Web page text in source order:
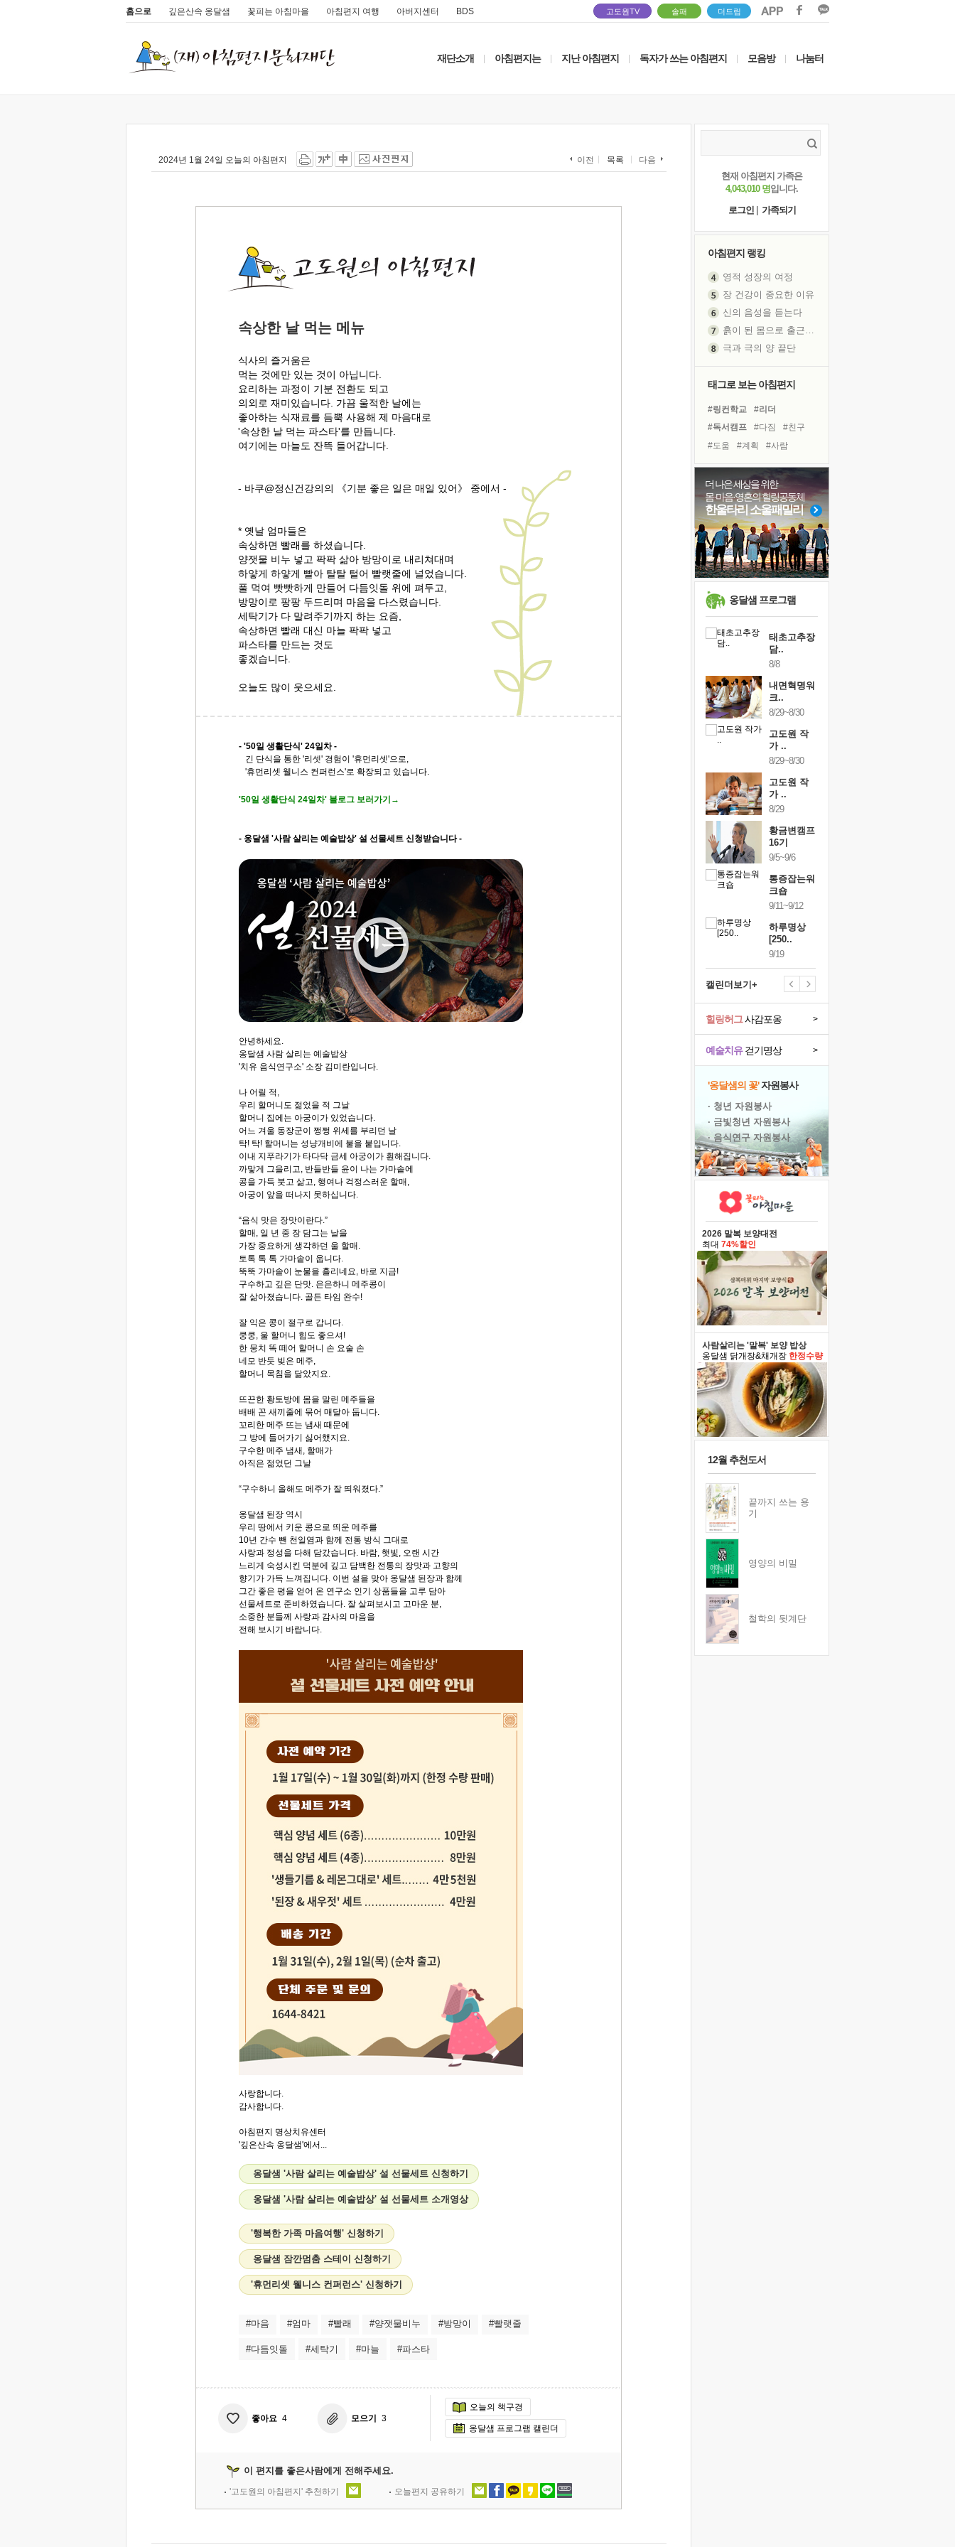
홈으로 깊은산속 옹달샘 꽃피는 아침마을 아침편지 여행 아버지센터 BDS 고도원TV 솔패 더드림
재단소개 아침편지는 지난 아침편지 독자가 쓰는 아침편지 모음방 나눔터
2024년 1월 24일 오늘의 아침편지 이전 목록 다음
속상한 날 먹는 메뉴
식사의 즐거움은
먹는 것에만 있는 것이 아닙니다.
요리하는 과정이 기분 전환도 되고
의외로 재미있습니다. 가끔 울적한 날에는
좋아하는 식재료를 듬뿍 사용해 제 마음대로
'속상한 날 먹는 파스타'를 만듭니다.
여기에는 마늘도 잔뜩 들어갑니다.
- 바쿠@정신건강의의 《기분 좋은 일은 매일 있어》 중에서 -
* 옛날 엄마들은
속상하면 빨래를 하셨습니다.
양잿물 비누 넣고 팍팍 삶아 방망이로 내리쳐대며
하얗게 하얗게 빨아 탈탈 털어 빨랫줄에 널었습니다.
풀 먹여 빳빳하게 만들어 다듬잇돌 위에 펴두고,
방망이로 팡팡 두드리며 마음을 다스렸습니다.
세탁기가 다 말려주기까지 하는 요즘,
속상하면 빨래 대신 마늘 팍팍 넣고
파스타를 만드는 것도
좋겠습니다.
오늘도 많이 웃으세요.
- '50일 생활단식' 24일차 -
긴 단식을 통한 '리셋' 경험이 '휴먼리셋'으로,
'휴먼리셋 웰니스 컨퍼런스'로 확장되고 있습니다.
'50일 생활단식 24일차' 블로그 보러가기→
- 옹달샘 '사람 살리는 예술밥상' 설 선물세트 신청받습니다 -
안녕하세요.
옹달샘 사람 살리는 예술밥상
'치유 음식연구소' 소장 김미란입니다.
나 어릴 적,
우리 할머니도 젊었을 적 그날
할머니 집에는 아궁이가 있었습니다.
어느 겨울 동장군이 쩡쩡 위세를 부리던 날
탁! 탁! 할머니는 성냥개비에 불을 붙입니다.
이내 지푸라기가 타다닥 금세 아궁이가 훤해집니다.
까맣게 그을리고, 반들반들 윤이 나는 가마솥에
콩을 가득 붓고 삶고, 행여나 걱정스러운 할매,
아궁이 앞을 떠나지 못하십니다.
“음식 맛은 장맛이란다.”
할매, 일 년 중 장 담그는 날을
가장 중요하게 생각하던 울 할매.
토톡 톡 톡 가마솥이 웁니다.
뚝뚝 가마솥이 눈물을 흘리네요, 바로 지금!
구수하고 깊은 단맛. 은은하니 메주콩이
잘 삶아졌습니다. 골든 타임 완수!
잘 익은 콩이 절구로 갑니다.
쿵쿵, 울 할머니 힘도 좋으셔!
한 뭉치 똑 떼어 할머니 손 요술 손
네모 반듯 빚은 메주,
할머니 목침을 닮았지요.
뜨끈한 황토방에 몸을 말린 메주들을
배배 꼰 새끼줄에 묶어 매달아 둡니다.
꼬리한 메주 뜨는 냄새 때문에
그 방에 들어가기 싫어했지요.
구수한 메주 냄새, 할매가
아직은 젊었던 그날
“구수하니 올해도 메주가 잘 띄워졌다.”
옹달샘 된장 역시
우리 땅에서 키운 콩으로 띄운 메주를
10년 간수 뺀 천일염과 함께 전통 방식 그대로
사랑과 정성을 다해 담갔습니다. 바람, 햇빛, 오랜 시간
느리게 숙성시킨 덕분에 깊고 담백한 전통의 장맛과 고향의
향기가 가득 느껴집니다. 이번 설을 맞아 옹달샘 된장과 함께
그간 좋은 평을 얻어 온 연구소 인기 상품들을 고루 담아
선물세트로 준비하였습니다. 잘 살펴보시고 고마운 분,
소중한 분들께 사랑과 감사의 마음을
전해 보시기 바랍니다.
사랑합니다.
감사합니다.
아침편지 명상치유센터
'깊은산속 옹달샘'에서...
옹달샘 '사람 살리는 예술밥상' 설 선물세트 신청하기
옹달샘 '사람 살리는 예술밥상' 설 선물세트 소개영상
'행복한 가족 마음여행' 신청하기
옹달샘 잠깐멈춤 스테이 신청하기
'휴먼리셋 웰니스 컨퍼런스' 신청하기
#마음 #엄마 #빨래 #양잿물비누 #방망이 #빨랫줄
#다듬잇돌 #세탁기 #마늘 #파스타
좋아요 4 모으기 3
오늘의 책구경
옹달샘 프로그램 캘린더
이 편지를 좋은사람에게 전해주세요.
'고도원의 아침편지' 추천하기 오늘편지 공유하기
현재 아침편지 가족은
4,043,010 명입니다.
로그인
가족되기
아침편지 랭킹
영적 성장의 여정
장 건강이 중요한 이유
신의 음성을 듣는다
흙이 된 몸으로 출근하는 여자
극과 극의 양 끝단
아픈 아버지를 위한 공간 설계
보고 싶은 어머니
유년 시절의 부산 영도 바다
못된 꼰대들
슬럼프
희망이란
'모른다'는 것
귀를 열고 마음을 내어주고
태그로 보는 아침편지
#링컨학교
#리더
#독서캠프
#다짐
#친구
#도움
#계획
#사람
#극복
#유튜브
#나눔
#건강
#면역력
#희망
#삶
#힐링 #독서
#명상
#아이들
#바이러스
#경험
더 나은 세상을 위한
몸·마음·영혼의 힐링공동체
한울타리 소울패밀리
옹달샘 프로그램
태초고추장
담..
8/8
내면혁명워
크..
8/29~8/30
고도원 작
가 ..
8/29~8/30
고도원 작
가 ..
8/29
황금변캠프
16기
9/5~9/6
통증잡는워
크숍
9/11~9/12
하루명상
[250..
9/19
캘린더보기+
예술치유걷기명상 >
힐링허그사감포옹 >
'옹달샘의 꽃'자원봉사
· 청년 자원봉사
· 금빛청년 자원봉사
· 음식연구 자원봉사
2026 말복 보양대전
최대 74%할인
사람살리는 '말복' 보양 밥상
옹달샘 닭개장&채개장 한정수량
12월 추천도서
끝까지 쓰는 용
기
영양의 비밀
철학의 뒷계단